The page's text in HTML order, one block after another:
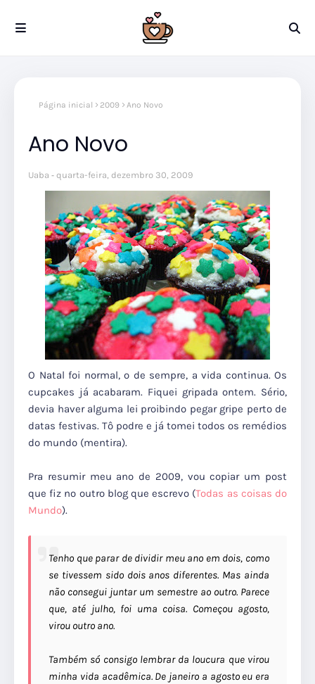
Página inicial 2009 Ano Novo
Ano Novo
Uaba quarta-feira, dezembro 30, 2009
O Natal foi normal, o de sempre, a vida continua. Os
cupcakes já acabaram. Fiquei gripada ontem. Sério,
devia haver alguma lei proibindo pegar gripe perto de
datas festivas. Tô podre e já tomei todos os remédios
do mundo (mentira).
Pra resumir meu ano de 2009, vou copiar um post
que fiz no outro blog que escrevo (Todas as coisas do
Mundo).
Tenho que parar de dividir meu ano em dois, como
se tivessem sido dois anos diferentes. Mas ainda
não consegui juntar um semestre ao outro. Parece
que, até julho, foi uma coisa. Começou agosto,
virou outro ano.
Também só consigo lembrar da loucura que virou
minha vida acadêmica. De janeiro a agosto eu era